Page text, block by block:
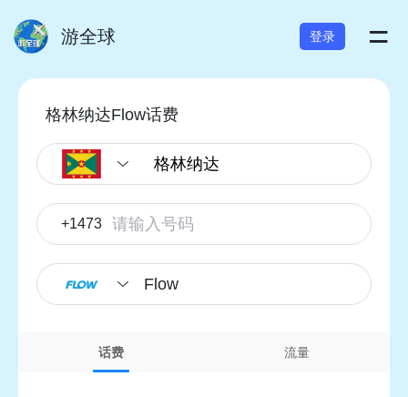
游全球 登录 =
格林纳达Flow话费
+1473
Flow
话费 流量